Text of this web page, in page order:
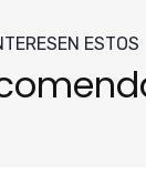
ESTOS